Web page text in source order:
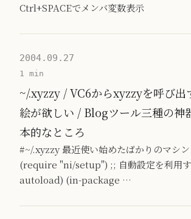
Ctrl+SPACEでメンバ変数表示
2004.09.27
1 min
~/.xyzzy / VC6からxyzzyを呼び出
絵が欲しい / Blogツール三種の神
本的なところ
#~/.xyzzy 最近使い始めたばかりのマシ
(require "ni/setup") ;; 自動設定を利用
autoload) (in-package …